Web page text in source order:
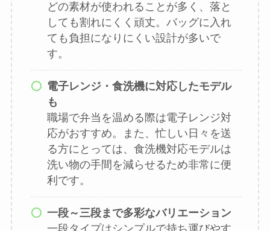
どの素材が使われることが多く、落と
しても割れにくく頑丈。バッグに入れ
ても負担になりにくい設計が多いで
す。
電子レンジ・食洗機に対応したモデル
も
職場で弁当を温める際は電子レンジ対
応がおすすめ。また、忙しい日々を送
る方にとっては、食洗機対応モデルは
洗い物の手間を減らせるため非常に便
利です。
一段～三段まで多彩なバリエーション